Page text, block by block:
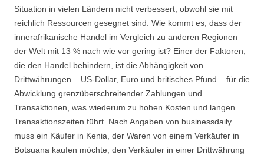
Situation in vielen Ländern nicht verbessert, obwohl sie mit
reichlich Ressourcen gesegnet sind. Wie kommt es, dass der
innerafrikanische Handel im Vergleich zu anderen Regionen
der Welt mit 13 % nach wie vor gering ist? Einer der Faktoren,
die den Handel behindern, ist die Abhängigkeit von
Drittwährungen – US-Dollar, Euro und britisches Pfund – für die
Abwicklung grenzüberschreitender Zahlungen und
Transaktionen, was wiederum zu hohen Kosten und langen
Transaktionszeiten führt. Nach Angaben von businessdaily
muss ein Käufer in Kenia, der Waren von einem Verkäufer in
Botsuana kaufen möchte, den Verkäufer in einer Drittwährung